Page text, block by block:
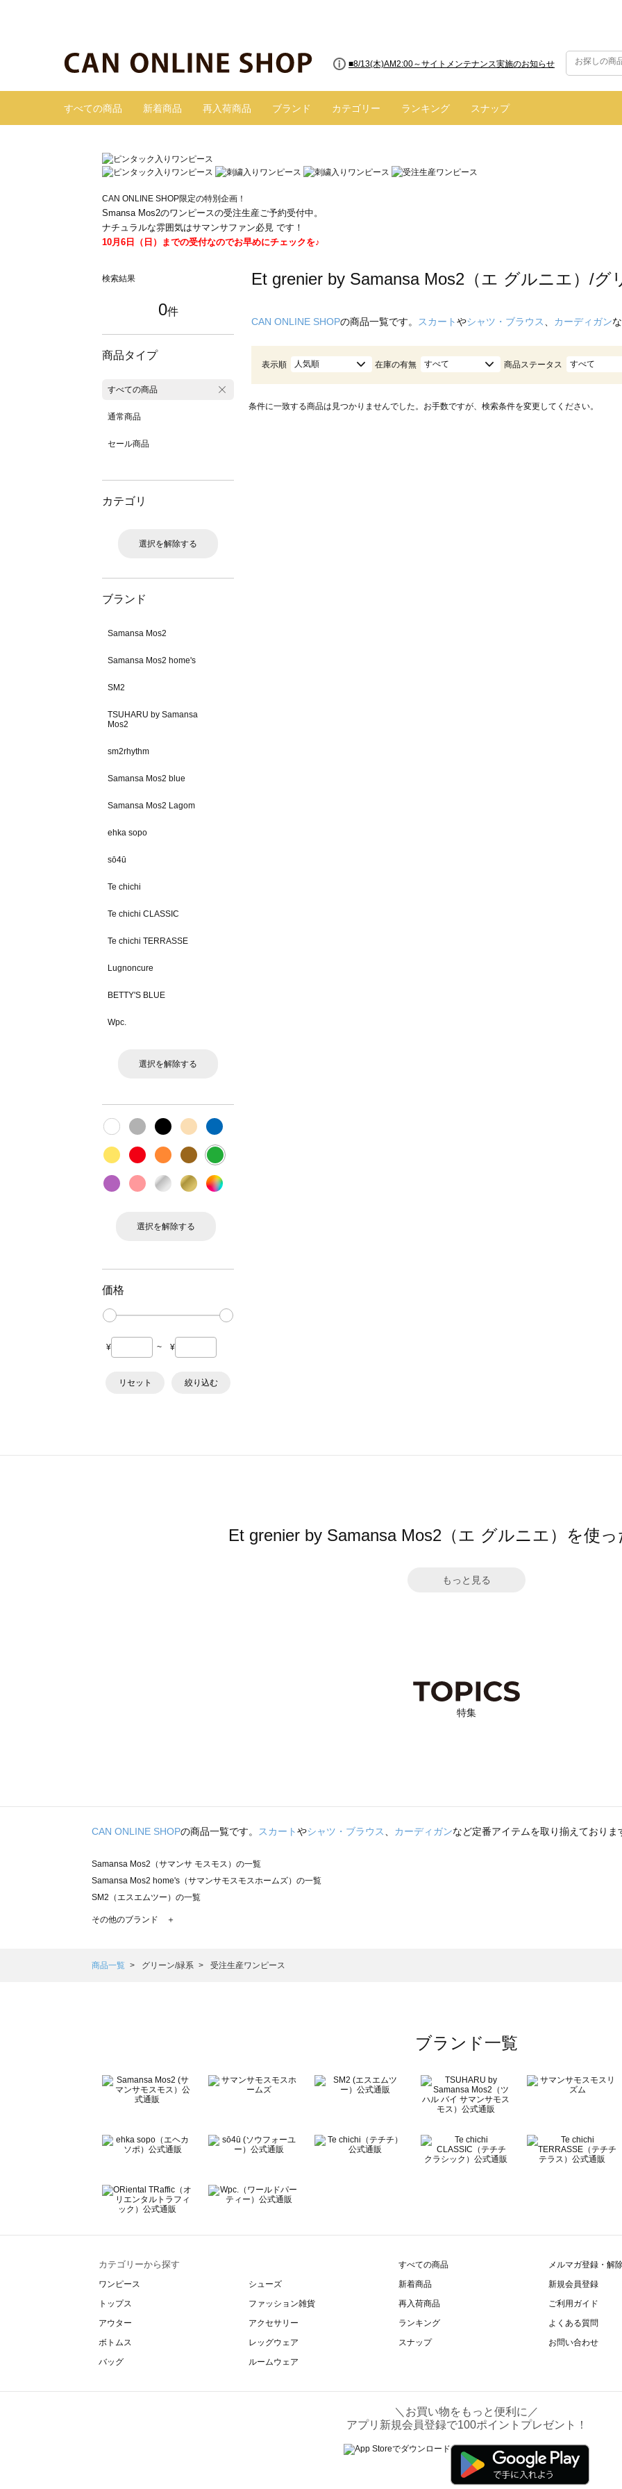
■8/13(木)AM2:00～サイトメンテナンス実施のお知らせ
すべての商品 新着商品 再入荷商品 ブランド カテゴリー ランキング スナップ
CAN ONLINE SHOP限定の特別企画！
Smansa Mos2のワンピースの受注生産ご予約受付中。
ナチュラルな雰囲気はサマンサファン必見 です！
10月6日（日）までの受付なのでお早めにチェックを♪
検索結果
0件
商品タイプ
すべての商品
通常商品
セール商品
カテゴリ
選択を解除する
ブランド
Samansa Mos2
Samansa Mos2 home's
SM2
TSUHARU by Samansa
Mos2
sm2rhythm
Samansa Mos2 blue
Samansa Mos2 Lagom
ehka sopo
sō4ū
Te chichi
Te chichi CLASSIC
Te chichi TERRASSE
Lugnoncure
BETTY'S BLUE
Wpc.
選択を解除する
選択を解除する
価格
¥ ~ ¥
リセット 絞り込む
Et grenier by Samansa Mos2（エ グルニエ）/グ
CAN ONLINE SHOPの商品一覧です。 スカートやシャツ・ブラウス カーディガン
表示順 人気順 在庫の有無 すべて 商品ステータス すべて
条件に一致する商品は見つかりませんでした。お手数ですが、検索条件を変更してください。
Et grenier by Samansa Mos2（エ グルニエ）を使
もっと見る
特集
CAN ONLINE SHOPの商品一覧です。 スカートやシャツ・ブラウス カーディガンなど定番アイテムを取り揃えておりま
Samansa Mos2（サマンサ モスモス）の一覧
Samansa Mos2 home's（サマンサモスモスホームズ）の一覧
SM2（エスエムツー）の一覧
TSUHARU by Samansa Mos2（ツハルバイサマンサモスモス）の一覧
Samansa Mos2 Lagom（サマンサモスモス ラーゴム）の一覧
BETTY'S BLUE（べティーズブルー）の一覧
Wpc.（ワールドパーティー）の一覧
その他のブランド ＋
商品一覧 グリーン/緑系 受注生産ワンピース
ブランド一覧
カテゴリーから探す
ワンピース
トップス
アウター
ボトムス
バッグ
シューズ
ファッション雑貨
アクセサリー
レッグウェア
ルームウェア
すべての商品
新着商品
再入荷商品
ランキング
スナップ
メルマガ登録・解
新規会員登録
ご利用ガイド
よくある質問
お問い合わせ
＼お買い物をもっと便利に／
アプリ新規会員登録で100ポイントプレゼント！